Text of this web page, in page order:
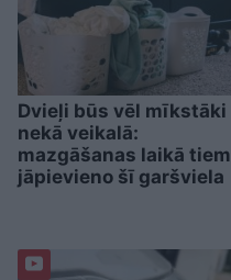
Dvieļi būs vēl mīkstāki
nekā veikalā:
mazgāšanas laikā tiem
jāpievieno šī garšviela